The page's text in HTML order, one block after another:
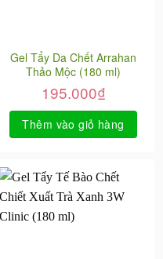
Gel Tẩy Da Chết Arrahan
Thảo Mộc (180 ml)
195.000₫
Thêm vào giỏ hàng